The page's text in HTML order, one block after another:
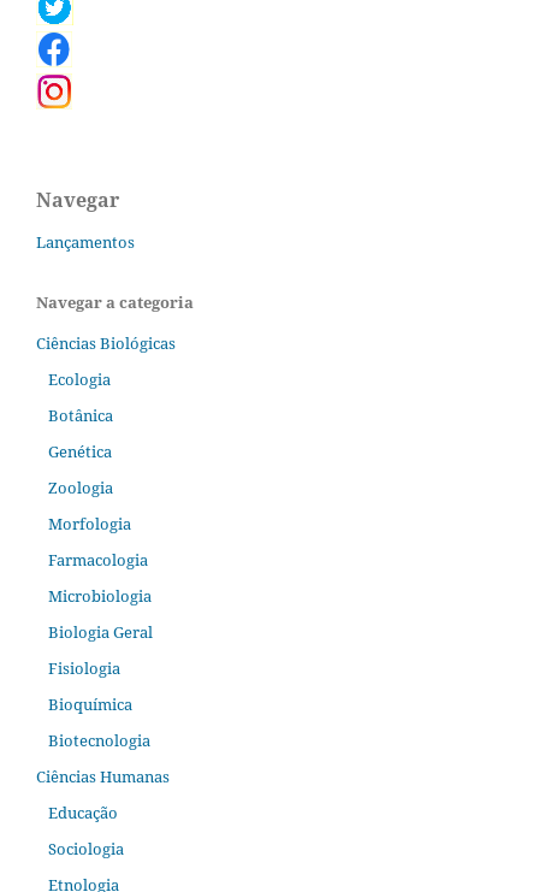
Navegar
Lançamentos
Navegar a categoria
Ciências Biológicas
Ecologia
Botânica
Genética
Zoologia
Morfologia
Farmacologia
Microbiologia
Biologia Geral
Fisiologia
Bioquímica
Biotecnologia
Ciências Humanas
Educação
Sociologia
Etnologia